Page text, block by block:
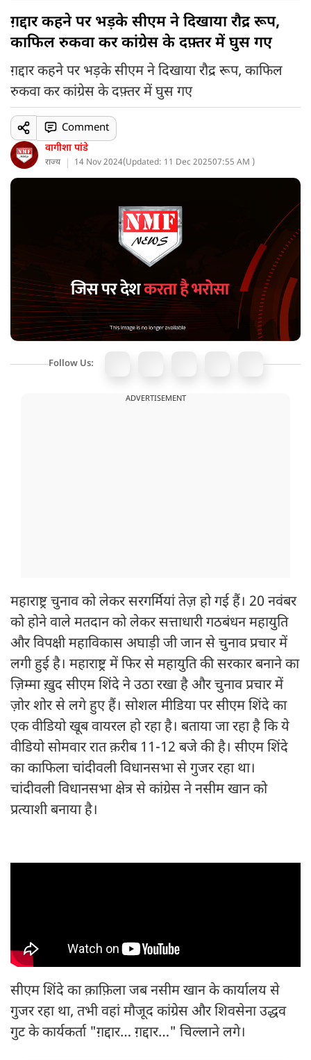
ग़द्दार कहने पर भड़के सीएम ने दिखाया रौद्र रूप,
काफिल रुकवा कर कांग्रेस के दफ़्तर में घुस गए
ग़द्दार कहने पर भड़के सीएम ने दिखाया रौद्र रूप, काफिल
रुकवा कर कांग्रेस के दफ़्तर में घुस गए
वागीशा पांडे
राज्य 14 Nov 2024(Updated: 11 Dec 202507:55 AM )
Comment
Follow Us:
ADVERTISEMENT
महाराष्ट्र चुनाव को लेकर सरगर्मियां तेज़ हो गई हैं। 20 नवंबर
को होने वाले मतदान को लेकर सत्ताधारी गठबंधन महायुति
और विपक्षी महाविकास अघाड़ी जी जान से चुनाव प्रचार में
लगी हुई है। महाराष्ट्र में फिर से महायुति की सरकार बनाने का
ज़िम्मा ख़ुद सीएम शिंदे ने उठा रखा है और चुनाव प्रचार में
ज़ोर शोर से लगे हुए हैं। सोशल मीडिया पर सीएम शिंदे का
एक वीडियो खूब वायरल हो रहा है। बताया जा रहा है कि ये
वीडियो सोमवार रात क़रीब 11-12 बजे की है। सीएम शिंदे
का काफिला चांदीवली विधानसभा से गुजर रहा था।
चांदीवली विधानसभा क्षेत्र से कांग्रेस ने नसीम खान को
प्रत्याशी बनाया है।
सीएम शिंदे का क़ाफ़िला जब नसीम खान के कार्यालय से
गुजर रहा था, तभी वहां मौजूद कांग्रेस और शिवसेना उद्धव
गुट के कार्यकर्ता "ग़द्दार… ग़द्दार…" चिल्लाने लगे।